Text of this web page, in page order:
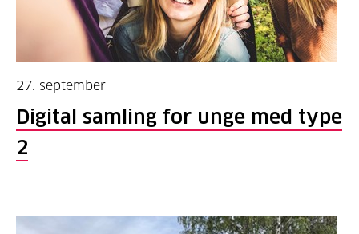
27. september
Digital samling for unge med type
2